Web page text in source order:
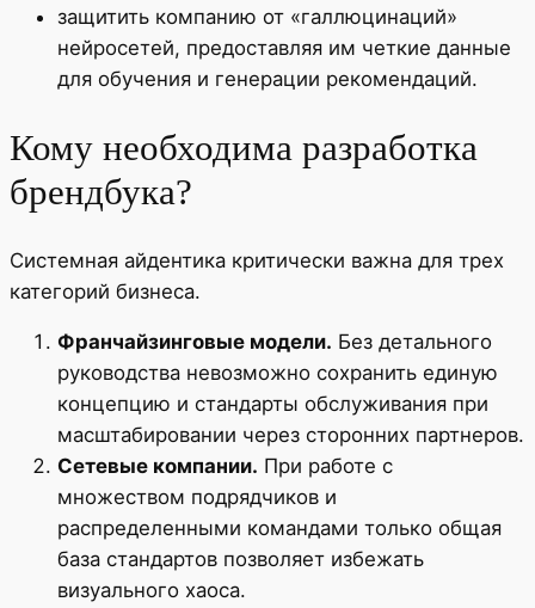
защитить компанию от «галлюцинаций»
нейросетей, предоставляя им четкие данные
для обучения и генерации рекомендаций.
Кому необходима разработка
брендбука?
Системная айдентика критически важна для трех
категорий бизнеса.
Франчайзинговые модели. Без детального
руководства невозможно сохранить единую
концепцию и стандарты обслуживания при
масштабировании через сторонних партнеров.
Сетевые компании. При работе с
множеством подрядчиков и
распределенными командами только общая
база стандартов позволяет избежать
визуального хаоса.